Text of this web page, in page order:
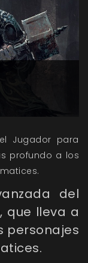
Jugador para
profundo a los
del
que lleva a
personajes